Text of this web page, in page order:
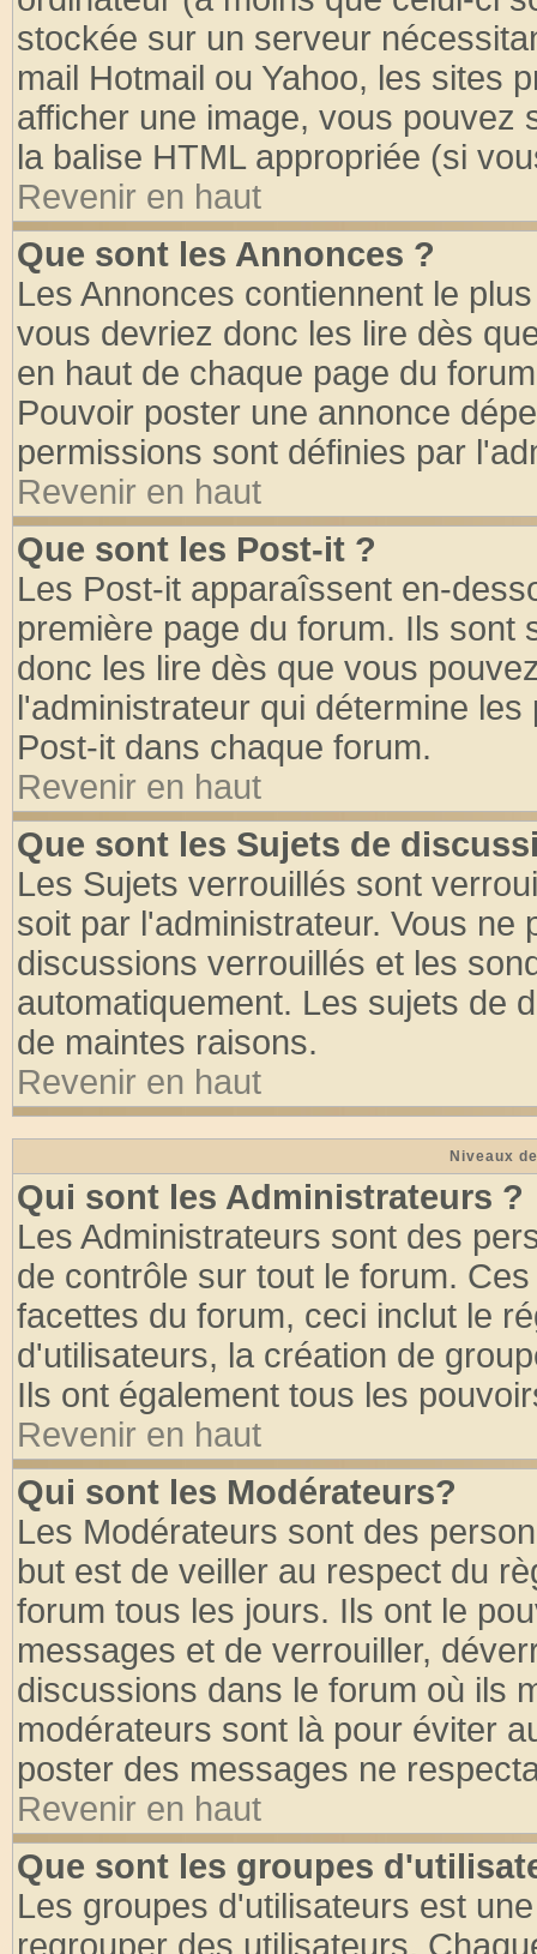
stockée sur un serveur
mail Hotmail ou Yahoo, les sites
afficher une image, vous pouvez
la balise HTML appropriée (si
Revenir en haut
Que sont les Annonces ?
Les Annonces contiennent le
vous devriez donc les lire dès
en haut de chaque page du
Pouvoir poster une annonce
permissions sont définies par
Revenir en haut
Que sont les Post-it ?
Les Post-it apparaîssent en-
première page du forum. Ils
donc les lire dès que vous
l'administrateur qui détermine
Post-it dans chaque forum.
Revenir en haut
Que sont les Sujets de
Les Sujets verrouillés sont
soit par l'administrateur. Vous
discussions verrouillés et les
automatiquement. Les sujets de
de maintes raisons.
Revenir en haut
Niveaux
Qui sont les Administrateurs ?
Les Administrateurs sont des
de contrôle sur tout le forum.
facettes du forum, ceci inclut le
d'utilisateurs, la création de
Ils ont également tous les
Revenir en haut
Qui sont les Modérateurs?
Les Modérateurs sont des
but est de veiller au respect du
forum tous les jours. Ils ont le
messages et de verrouiller,
discussions dans le forum où ils
modérateurs sont là pour éviter
poster des messages ne
Revenir en haut
Que sont les groupes
Les groupes d'utilisateurs est
regrouper des utilisateurs.